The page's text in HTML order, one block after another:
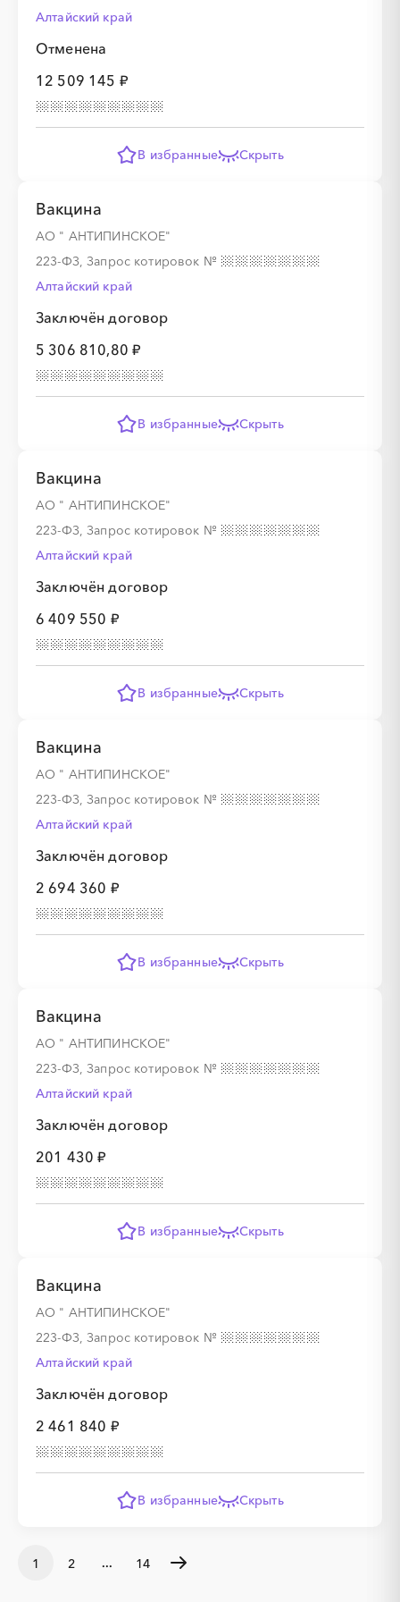
Алтайский край
Отменена
12 509 145 ₽
В избранные Скрыть
Вакцина
АО " АНТИПИНСКОЕ"
223-ФЗ, Запрос котировок №
Алтайский край
Заключён договор
5 306 810,80 ₽
В избранные Скрыть
Вакцина
АО " АНТИПИНСКОЕ"
223-ФЗ, Запрос котировок №
Алтайский край
Заключён договор
6 409 550 ₽
В избранные Скрыть
Вакцина
АО " АНТИПИНСКОЕ"
223-ФЗ, Запрос котировок №
Алтайский край
Заключён договор
2 694 360 ₽
В избранные Скрыть
Вакцина
АО " АНТИПИНСКОЕ"
223-ФЗ, Запрос котировок №
Алтайский край
Заключён договор
201 430 ₽
В избранные Скрыть
Вакцина
АО " АНТИПИНСКОЕ"
223-ФЗ, Запрос котировок №
Алтайский край
Заключён договор
2 461 840 ₽
В избранные Скрыть
1 2 ... 14